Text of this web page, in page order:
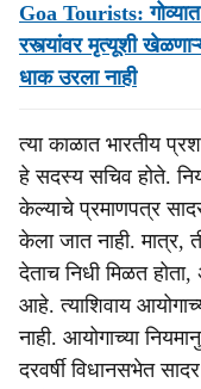
Goa Tourists: गोव्यात
रस्त्यांवर मृत्यूशी
धाक उरला नाही
त्या काळात भारतीय
हे सदस्य सचिव होते.
केल्याचे प्रमाणपत्र
केला जात नाही. मात्र,
देताच निधी मिळत
आहे. त्याशिवाय
नाही. आयोगाच्या
दरवर्षी विधानसभेत